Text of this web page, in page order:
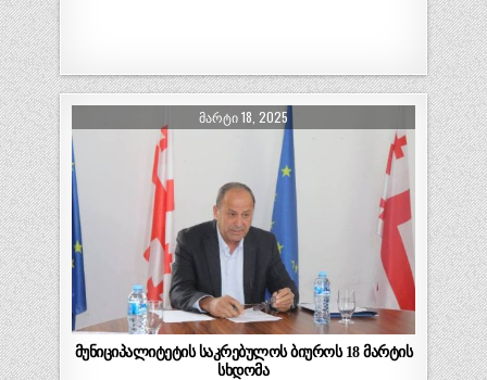
ᲛᲐᲠᲢᲘ 18, 2025
მუნიციპალიტეტის საკრებულოს ბიუროს 18 მარტის
სხდომა